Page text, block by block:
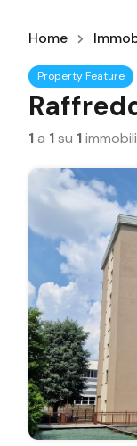
Home
Property Feature
1a 1su 1immobili